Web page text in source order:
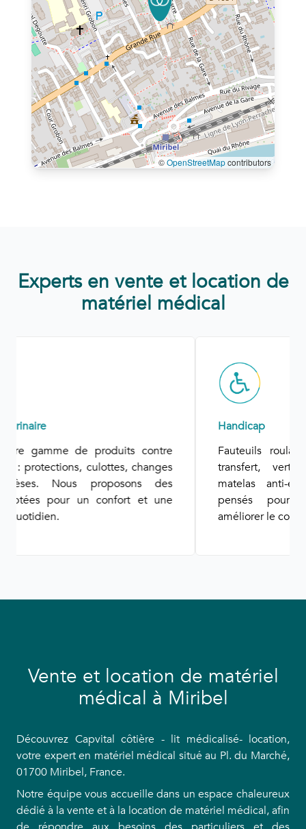
©OpenStreetMapcontributors
Experts en vente et location de
matériel médical
Handicap
Fauteuils roulants manuels, électriques, de
transfert, verticalisateurs, lits médicalisés,
matelas anti-escarres : des équipements
pensés pour préserver l’autonomie et
améliorer le confort.
Vente et location de matériel
médical à Miribel
Découvrez Capvital côtière - lit médicalisé- location,
votre expert en matériel médical situé au Pl. du Marché,
01700 Miribel, France.
Notre équipe vous accueille dans un espace chaleureux
dédié à la vente et à la location de matériel médical, afin